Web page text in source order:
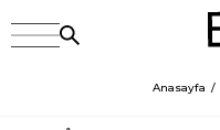
Anasayfa